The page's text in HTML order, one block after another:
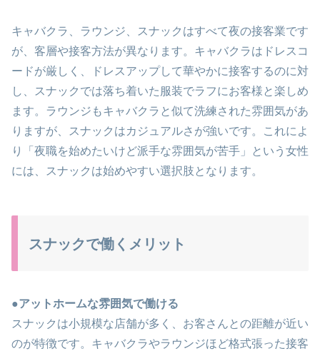
キャバクラ、ラウンジ、スナックはすべて夜の接客業です
が、客層や接客方法が異なります。キャバクラはドレスコ
ードが厳しく、ドレスアップして華やかに接客するのに対
し、スナックでは落ち着いた服装でラフにお客様と楽しめ
ます。ラウンジもキャバクラと似て洗練された雰囲気があ
りますが、スナックはカジュアルさが強いです。これによ
り「夜職を始めたいけど派手な雰囲気が苦手」という女性
には、スナックは始めやすい選択肢となります。
スナックで働くメリット
●アットホームな雰囲気で働ける
スナックは小規模な店舗が多く、お客さんとの距離が近い
のが特徴です。キャバクラやラウンジほど格式張った接客